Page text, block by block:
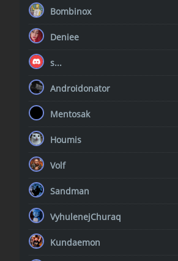
Bombinox
Deniee
s...
Androidonator
Mentosak
Houmis
Volf
Sandman
VyhulenejChuraq
Kundaemon